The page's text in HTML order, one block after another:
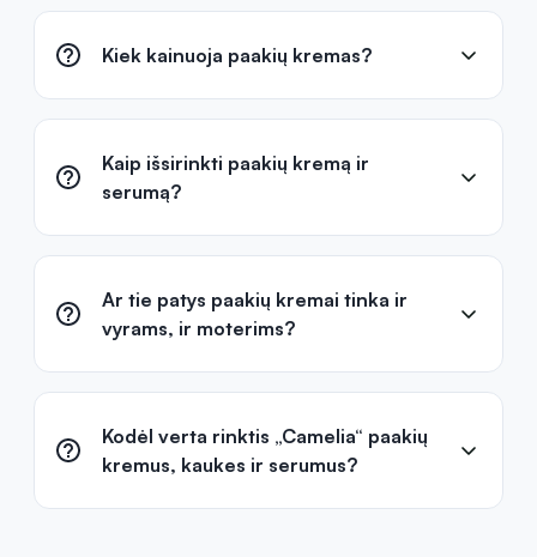
Kiek kainuoja paakių kremas?
Kaip išsirinkti paakių kremą ir
serumą?
Ar tie patys paakių kremai tinka ir
vyrams, ir moterims?
Kodėl verta rinktis „Camelia“ paakių
kremus, kaukes ir serumus?